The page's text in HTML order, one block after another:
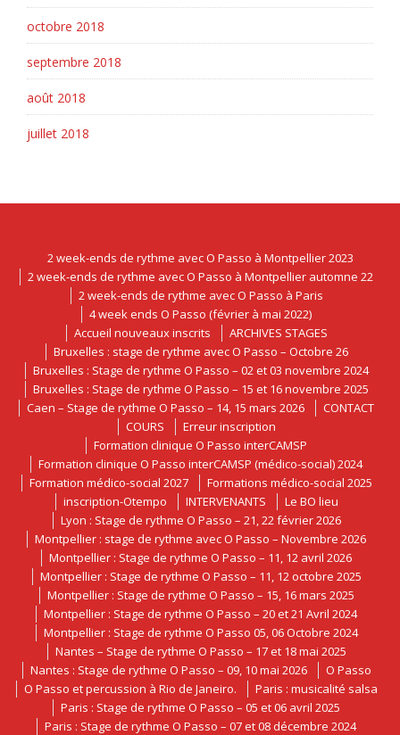
octobre 2018
septembre 2018
août 2018
juillet 2018
2 week-ends de rythme avec O Passo à Montpellier 2023
2 week-ends de rythme avec O Passo à Montpellier automne 22
2 week-ends de rythme avec O Passo à Paris
4 week ends O Passo (février à mai 2022)
Accueil nouveaux inscrits
ARCHIVES STAGES
Bruxelles : stage de rythme avec O Passo – Octobre 26
Bruxelles : Stage de rythme O Passo – 02 et 03 novembre 2024
Bruxelles : Stage de rythme O Passo – 15 et 16 novembre 2025
Caen – Stage de rythme O Passo – 14, 15 mars 2026
CONTACT
COURS
Erreur inscription
Formation clinique O Passo interCAMSP
Formation clinique O Passo interCAMSP (médico-social) 2024
Formation médico-social 2027
Formations médico-social 2025
inscription-Otempo
INTERVENANTS
Le BO lieu
Lyon : Stage de rythme O Passo – 21, 22 février 2026
Montpellier : stage de rythme avec O Passo – Novembre 2026
Montpellier : Stage de rythme O Passo – 11, 12 avril 2026
Montpellier : Stage de rythme O Passo – 11, 12 octobre 2025
Montpellier : Stage de rythme O Passo – 15, 16 mars 2025
Montpellier : Stage de rythme O Passo – 20 et 21 Avril 2024
Montpellier : Stage de rythme O Passo 05, 06 Octobre 2024
Nantes – Stage de rythme O Passo – 17 et 18 mai 2025
Nantes : Stage de rythme O Passo – 09, 10 mai 2026
O Passo
O Passo et percussion à Rio de Janeiro.
Paris : musicalité salsa
Paris : Stage de rythme O Passo – 05 et 06 avril 2025
Paris : Stage de rythme O Passo – 07 et 08 décembre 2024